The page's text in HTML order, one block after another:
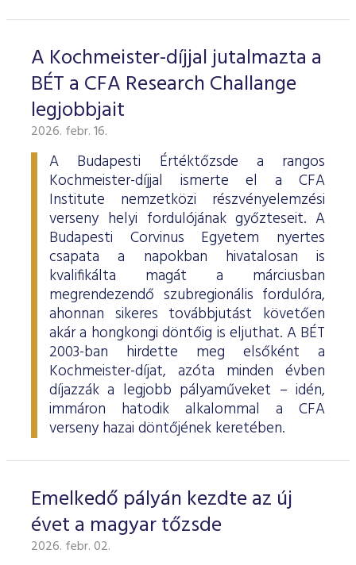
A Kochmeister-díjjal jutalmazta a
BÉT a CFA Research Challange
legjobbjait
2026. febr. 16.
A Budapesti Értéktőzsde a rangos
Kochmeister-díjjal ismerte el a CFA
Institute nemzetközi részvényelemzési
verseny helyi fordulójának győzteseit. A
Budapesti Corvinus Egyetem nyertes
csapata a napokban hivatalosan is
kvalifikálta magát a márciusban
megrendezendő szubregionális fordulóra,
ahonnan sikeres továbbjutást követően
akár a hongkongi döntőig is eljuthat. A BÉT
2003-ban hirdette meg elsőként a
Kochmeister-díjat, azóta minden évben
díjazzák a legjobb pályaműveket – idén,
immáron hatodik alkalommal a CFA
verseny hazai döntőjének keretében.
Emelkedő pályán kezdte az új
évet a magyar tőzsde
2026. febr. 02.